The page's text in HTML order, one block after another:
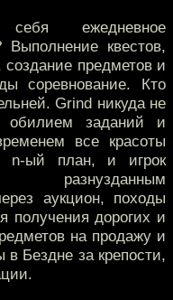
ежедневное
Выполнение квестов,
предметов и
соревнование. Кто
Grind никуда не
обилием заданий и
все красоты
n-ый план, и игрок
разнузданным
аукцион, походы
получения дорогих и
на продажу и
Бездне за крепости,